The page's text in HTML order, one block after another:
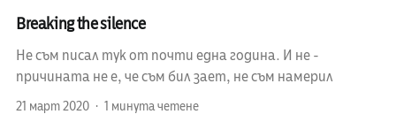
Breaking the silence
Не съм писал тук от почти една година. И не -
причината не е, че съм бил зает, не съм намерил
21 март 2020 1 минута четене